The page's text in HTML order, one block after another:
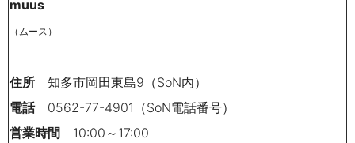
muus
（ムース）
住所 知多市岡田東島9（SoN内）
電話0562-77-4901（SoN電話番号）
営業時間 10:00～17:00